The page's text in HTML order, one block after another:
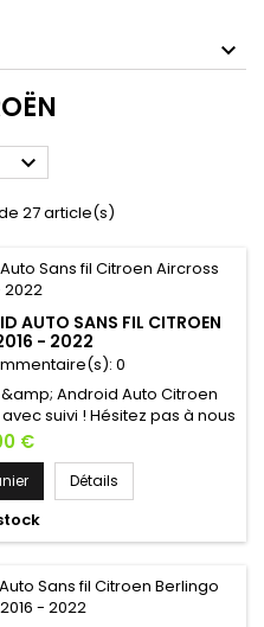

27 article(s)
AUTO SANS FIL CITROEN
- 2022
0
Android Auto Citroen
suivi ! Hésitez pas à nous
une question !
€
Détails